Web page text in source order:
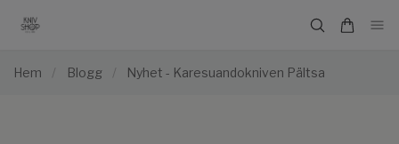
Hem / Blogg / Nyhet - Karesuandokniven Pältsa